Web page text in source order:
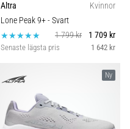
Altra
Kvinnor
Lone Peak 9+- Svart
1 799 kr
1 709 kr
Senaste lägsta pris 1 642 kr
Ny